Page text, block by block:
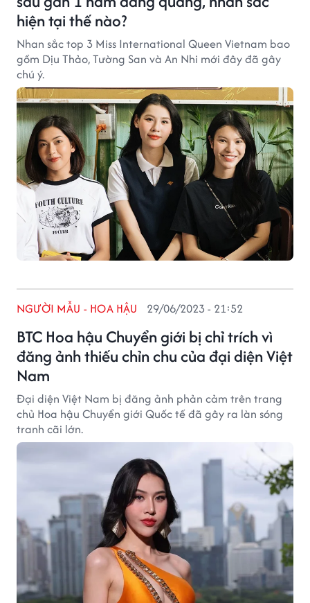
hiện tại thế nào?
Nhan sắc top 3 Miss International Queen Vietnam bao
gồm Dịu Thảo, Tường San và An Nhi mới đây đã gây
chú ý.
BTC Hoa hậu Chuyển giới bị chỉ trích vì
đăng ảnh thiếu chỉn chu của đại diện Việt
Nam
NGƯỜI MẪU - HOA HẬU 29/06/2023 - 21:52
Đại diện Việt Nam bị đăng ảnh phản cảm trên trang
chủ Hoa hậu Chuyển giới Quốc tế đã gây ra làn sóng
tranh cãi lớn.